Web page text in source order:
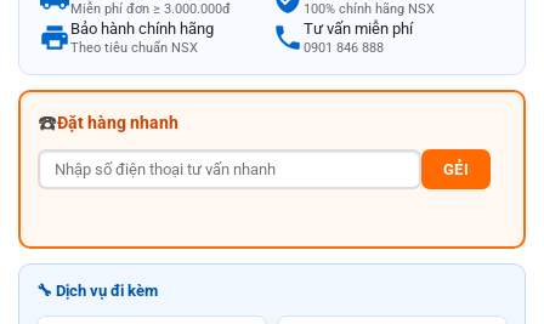
Miễn phí đơn ≥ 3.000.000đ 100% chính hãng NSX
Bảo hành chính hãng
Theo tiêu chuẩn NSX
Tư vấn miễn phí
0901 846 888
☎️Đặt hàng nhanh
GẺI
🔧 Dịch vụ đi kèm